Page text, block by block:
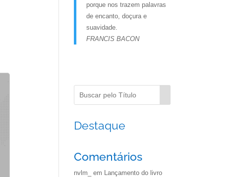
porque nos trazem palavras
de encanto, doçura e
suavidade.
FRANCIS BACON
Destaque
Comentários
nvlm_ em Lançamento do livro